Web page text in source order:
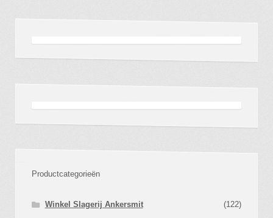
Productcategorieën
Winkel Slagerij Ankersmit (122)